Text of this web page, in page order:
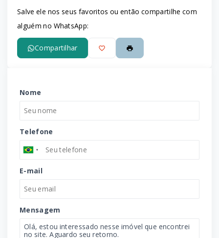
Salve ele nos seus favoritos ou então compartilhe com
alguém no WhatsApp:
Compartilhar
Nome
Telefone
E-mail
Mensagem